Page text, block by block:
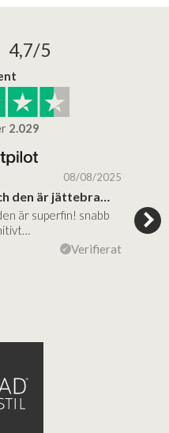
4,7/5
2.029
08/08/2025
den är jättebra…
är superfin! snabb
Verifierat